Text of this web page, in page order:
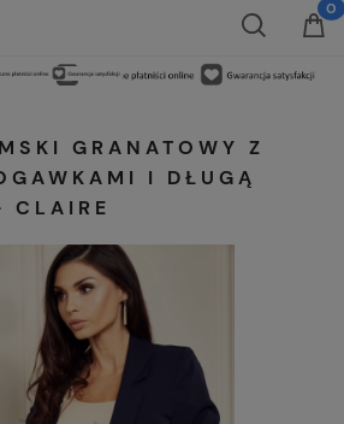
GRANATOWY Z
I DŁUGĄ
CLAIRE